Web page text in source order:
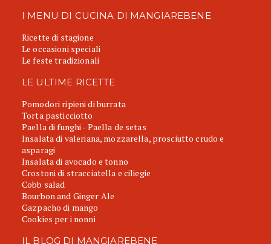
I MENU DI CUCINA DI MANGIAREBENE
Ricette di stagione
Le occasioni speciali
Le feste tradizionali
LE ULTIME RICETTE
Pomodori ripieni di burrata
Torta pasticciotto
Paella di funghi - Paella de setas
Insalata di valeriana, mozzarella, prosciutto crudo e
asparagi
Insalata di avocado e tonno
Crostoni di stracciatella e ciliegie
Cobb salad
Bourbon and Ginger Ale
Gazpacho di mango
Cookies per i nonni
IL BLOG DI MANGIAREBENE